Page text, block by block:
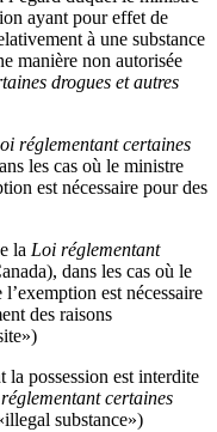
ayant pour effet de
à une substance
manière non autorisée
drogues et autres
réglementant certaines
les cas où le ministre
est nécessaire pour des
la Loi réglementant
dans les cas où le
est nécessaire
des raisons
la possession est interdite
certaines
substance»)